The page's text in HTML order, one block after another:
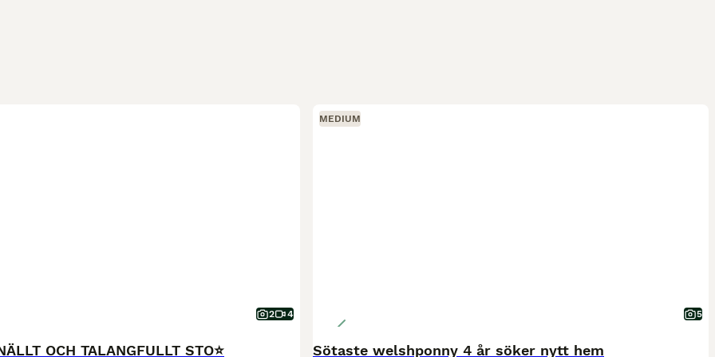
2 4
OCH TALANGFULLT STO⭐️
MEDIUM
5
Sötaste welshponny 4 år söker nytt hem